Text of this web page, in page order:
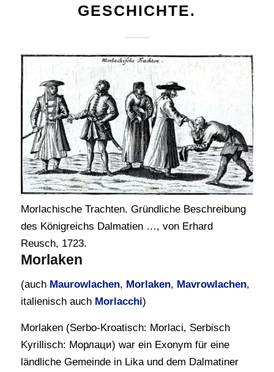
GESCHICHTE.
Morlachische Trachten. Gründliche Beschreibung
des Königreichs Dalmatien …, von Erhard
Reusch, 1723.
Morlaken
(auch Maurowlachen, Morlaken, Mavrowlachen,
italienisch auch Morlacchi)
Morlaken (Serbo-Kroatisch: Morlaci, Serbisch
Kyrillisch: Морлаци) war ein Exonym für eine
ländliche Gemeinde in Lika und dem Dalmatiner